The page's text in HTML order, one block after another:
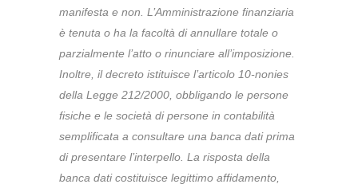
manifesta e non. L’Amministrazione finanziaria
è tenuta o ha la facoltà di annullare totale o
parzialmente l’atto o rinunciare all’imposizione.
Inoltre, il decreto istituisce l’articolo 10-nonies
della Legge 212/2000, obbligando le persone
fisiche e le società di persone in contabilità
semplificata a consultare una banca dati prima
di presentare l’interpello. La risposta della
banca dati costituisce legittimo affidamento,